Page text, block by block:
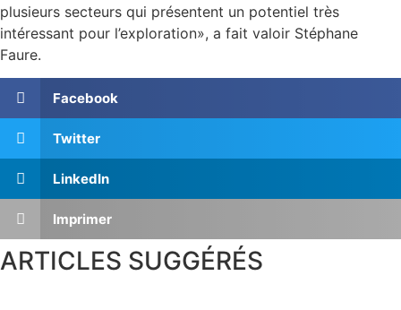
plusieurs secteurs qui présentent un potentiel très
intéressant pour l’exploration», a fait valoir Stéphane
Faure.
Facebook
Twitter
LinkedIn
Imprimer
ARTICLES SUGGÉRÉS